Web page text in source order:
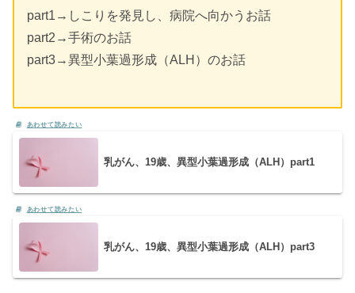
part1→しこりを発見し、病院へ向かうお話
part2→手術のお話
part3→異型小葉過形成（ALH）のお話
乳がん、19歳、異型小葉過形成（ALH）part1
乳がん、19歳、異型小葉過形成（ALH）part3